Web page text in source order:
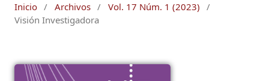
Inicio / Archivos / Vol. 17 Núm. 1 (2023)
/
Visión Investigadora